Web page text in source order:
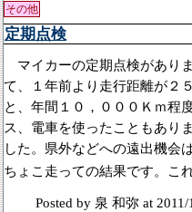
その他
定期点検
マイカーの定期点検があり
て、１年前より走行距離が２
と、年間１０，０００Ｋｍ程
ス、電車を使ったこともあり
した。県外などへの遠出機会
ちょこ走っての結果です。こ
Posted by 泉 和弥 at